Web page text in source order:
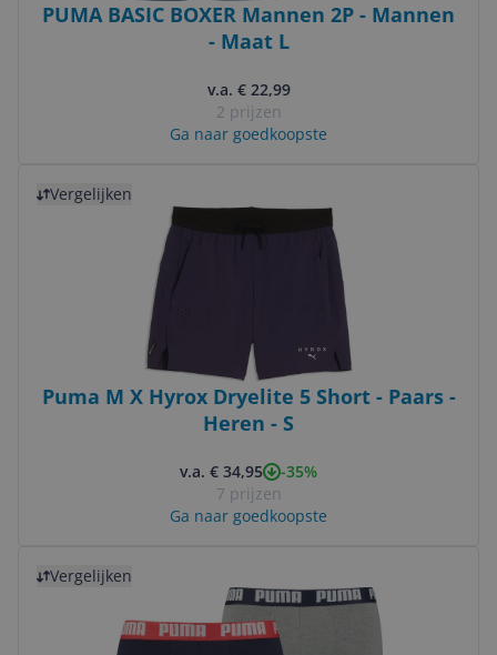
PUMA BASIC BOXER Mannen 2P - Mannen
- Maat L
v.a. € 22,99
2 prijzen
Ga naar goedkoopste
Vergelijken
Puma M X Hyrox Dryelite 5 Short - Paars -
Heren - S
v.a. € 34,95
-35%
7 prijzen
Ga naar goedkoopste
Vergelijken